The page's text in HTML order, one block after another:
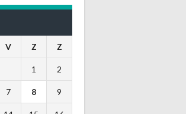
V Z Z
1 2
7 8 9